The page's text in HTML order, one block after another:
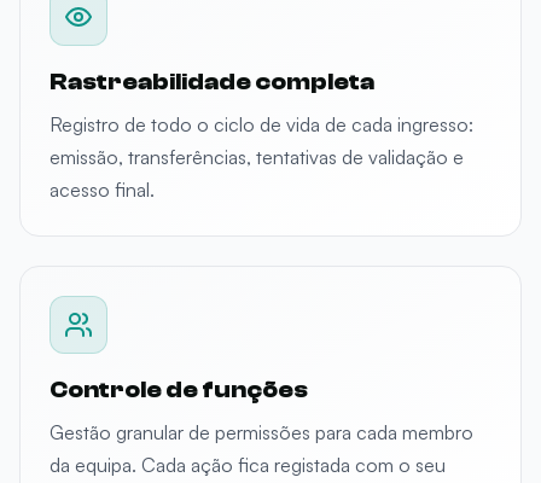
Rastreabilidade completa
Registro de todo o ciclo de vida de cada ingresso:
emissão, transferências, tentativas de validação e
acesso final.
Controle de funções
Gestão granular de permissões para cada membro
da equipa. Cada ação fica registada com o seu